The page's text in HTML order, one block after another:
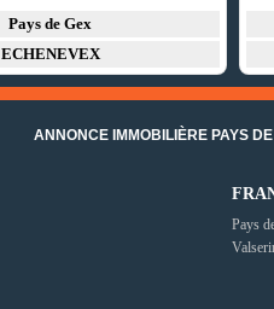
Pays de Gex
ECHENEVEX
ANNONCE IMMOBILIÈRE PAYS
Pays